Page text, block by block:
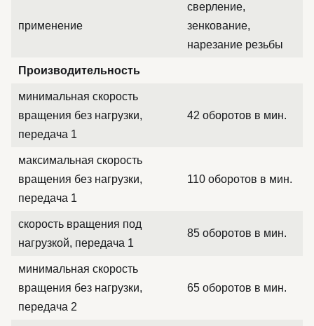
применение
сверление,
зенкование,
нарезание резьбы
Производительность
минимальная скорость
вращения без нагрузки,
передача 1
42 оборотов в мин.
максимальная скорость
вращения без нагрузки,
передача 1
110 оборотов в мин.
скорость вращения под
нагрузкой, передача 1
85 оборотов в мин.
минимальная скорость
вращения без нагрузки,
передача 2
65 оборотов в мин.